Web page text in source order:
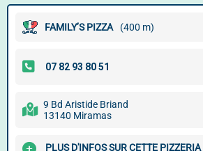
FAMILY’S PIZZA (400 m)
9 Bd Aristide Briand
13140 Miramas
PLUS D'INFOS SUR CETTE PIZZERIA